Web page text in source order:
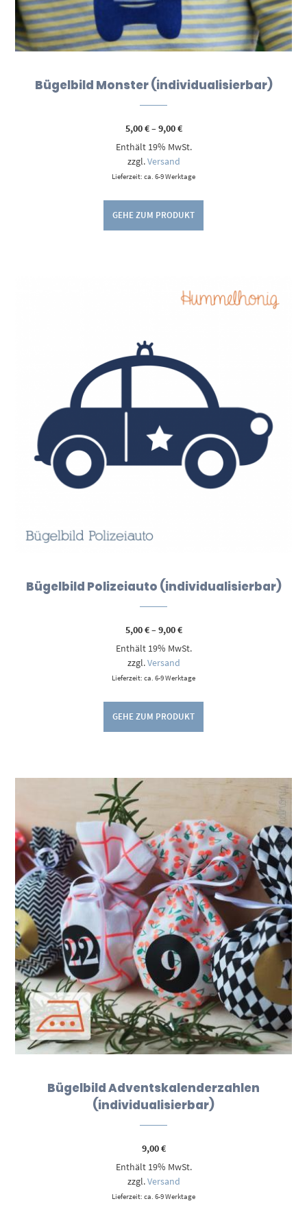
Bügelbild Monster (individualisierbar)
5,00€–9,00€Preisspanne:
bis
Enthält 19% MwSt.
zzgl.Versand
Lieferzeit: ca. 6-9 Werktage
GEHE ZUM PRODUKT
Bügelbild Polizeiauto (individualisierbar)
5,00€–9,00€Preisspanne:
bis
Enthält 19% MwSt.
zzgl.Versand
Lieferzeit: ca. 6-9 Werktage
GEHE ZUM PRODUKT
Bügelbild Adventskalenderzahlen
(individualisierbar)
9,00€
Enthält 19% MwSt.
zzgl.Versand
Lieferzeit: ca. 6-9 Werktage